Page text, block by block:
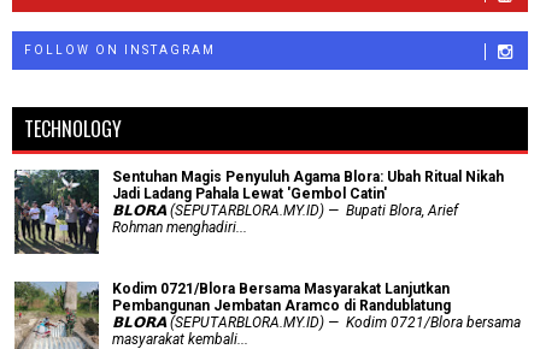
FOLLOW ON INSTAGRAM
TECHNOLOGY
Sentuhan Magis Penyuluh Agama Blora: Ubah Ritual Nikah
Jadi Ladang Pahala Lewat 'Gembol Catin'
𝗕𝗟𝗢𝗥𝗔 (SEPUTARBLORA.MY.ID) — Bupati Blora, Arief
Rohman menghadiri...
Kodim 0721/Blora Bersama Masyarakat Lanjutkan
Pembangunan Jembatan Aramco di Randublatung
𝗕𝗟𝗢𝗥𝗔 (SEPUTARBLORA.MY.ID) — Kodim 0721/Blora bersama
masyarakat kembali...